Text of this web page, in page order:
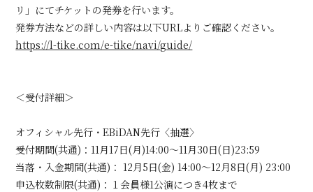
リ」にてチケットの発券を行います。
発券方法などの詳しい内容は以下URLよりご確認ください。
https://l-tike.com/e-tike/navi/guide/
＜受付詳細＞
オフィシャル先行・EBiDAN先行〈抽選〉
受付期間(共通)：11月17日(月)14:00〜11月30日(日)23:59
当落・入金期間(共通)： 12月5日(金) 14:00〜12月8日(月) 23:00
申込枚数制限(共通)：１会員様1公演につき4枚まで